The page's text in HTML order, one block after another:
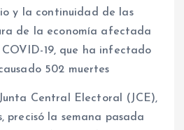
y la continuidad de las
de la economía afectada
19, que ha infectado
502 muertes
Central Electoral (JCE),
precisó la semana pasada